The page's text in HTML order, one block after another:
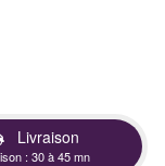
Livraison
: 30 à 45 mn